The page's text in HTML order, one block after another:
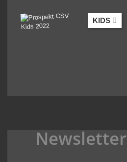
KIDS
Newsletter